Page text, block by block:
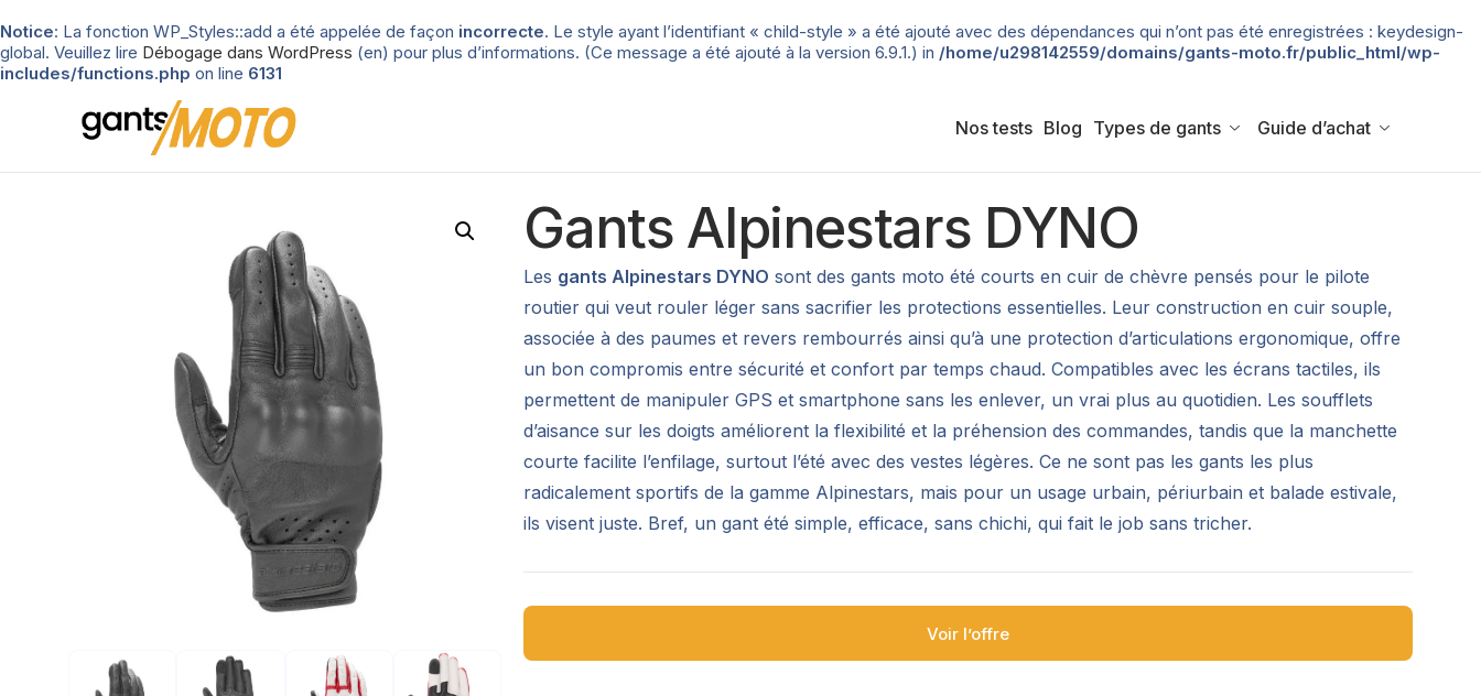
Notice: La fonction WP_Styles::add a été appelée de façon incorrecte. Le style ayant l’identifiant « child-style » a été ajouté avec des dépendances qui n’ont pas été enregistrées : keydesign-
global. Veuillez lire Débogage dans WordPress (en) pour plus d’informations. (Ce message a été ajouté à la version 6.9.1.) in /home/u298142559/domains/gants-moto.fr/public_html/wp-
includes/functions.php on line 6131
Nos tests Blog Types de gants Guide d’achat
Gants Alpinestars DYNO
Les gants Alpinestars DYNO sont des gants moto été courts en cuir de chèvre pensés pour le pilote
routier qui veut rouler léger sans sacrifier les protections essentielles. Leur construction en cuir souple,
associée à des paumes et revers rembourrés ainsi qu’à une protection d’articulations ergonomique, offre
un bon compromis entre sécurité et confort par temps chaud. Compatibles avec les écrans tactiles, ils
permettent de manipuler GPS et smartphone sans les enlever, un vrai plus au quotidien. Les soufflets
d’aisance sur les doigts améliorent la flexibilité et la préhension des commandes, tandis que la manchette
courte facilite l’enfilage, surtout l’été avec des vestes légères. Ce ne sont pas les gants les plus
radicalement sportifs de la gamme Alpinestars, mais pour un usage urbain, périurbain et balade estivale,
ils visent juste. Bref, un gant été simple, efficace, sans chichi, qui fait le job sans tricher.
Voir l’offre